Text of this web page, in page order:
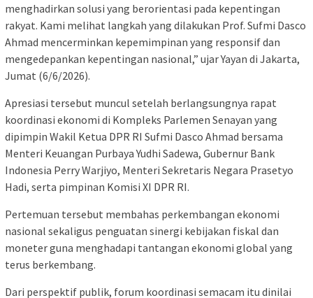
menghadirkan solusi yang berorientasi pada kepentingan
rakyat. Kami melihat langkah yang dilakukan Prof. Sufmi Dasco
Ahmad mencerminkan kepemimpinan yang responsif dan
mengedepankan kepentingan nasional,” ujar Yayan di Jakarta,
Jumat (6/6/2026).
Apresiasi tersebut muncul setelah berlangsungnya rapat
koordinasi ekonomi di Kompleks Parlemen Senayan yang
dipimpin Wakil Ketua DPR RI Sufmi Dasco Ahmad bersama
Menteri Keuangan Purbaya Yudhi Sadewa, Gubernur Bank
Indonesia Perry Warjiyo, Menteri Sekretaris Negara Prasetyo
Hadi, serta pimpinan Komisi XI DPR RI.
Pertemuan tersebut membahas perkembangan ekonomi
nasional sekaligus penguatan sinergi kebijakan fiskal dan
moneter guna menghadapi tantangan ekonomi global yang
terus berkembang.
Dari perspektif publik, forum koordinasi semacam itu dinilai